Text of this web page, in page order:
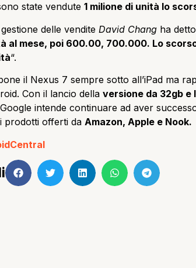
state vendute 1 milione di unità lo
gestione delle vendite David Chang ha
al mese, poi 600.00, 700.000. Lo
“.
il Nexus 7 sempre sotto all’iPad ma
Con il lancio della versione da 32gb e
intende continuare ad aver
prodotti offerti da Amazon, Apple e Nook.